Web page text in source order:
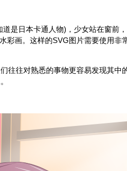
是日本卡通人物)，少女站在窗前
画。这样的SVG图片需要使用非
往往对熟悉的事物更容易发现其中